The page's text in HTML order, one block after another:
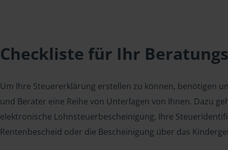
Checkliste für Ihr
Um Ihre Steuererklärung erstellen zu können, benötigen
und Berater eine Reihe von Unterlagen von Ihnen. Dazu
elektronische Lohnsteuerbescheinigung, Ihre
Rentenbescheid oder die Bescheinigung über das